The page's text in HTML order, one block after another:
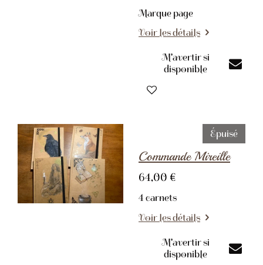
Marque page
Voir les détails
M'avertir si
disponible
Épuisé
Commande Mireille
64,00 €
4 carnets
Voir les détails
M'avertir si
disponible